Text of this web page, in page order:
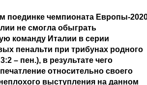
поединке чемпионата Европы-
не смогла обыграть
команду Италии в серии
пенальти при трибунах родного
– пен.), в результате чего
относительно своего
выступления на данном